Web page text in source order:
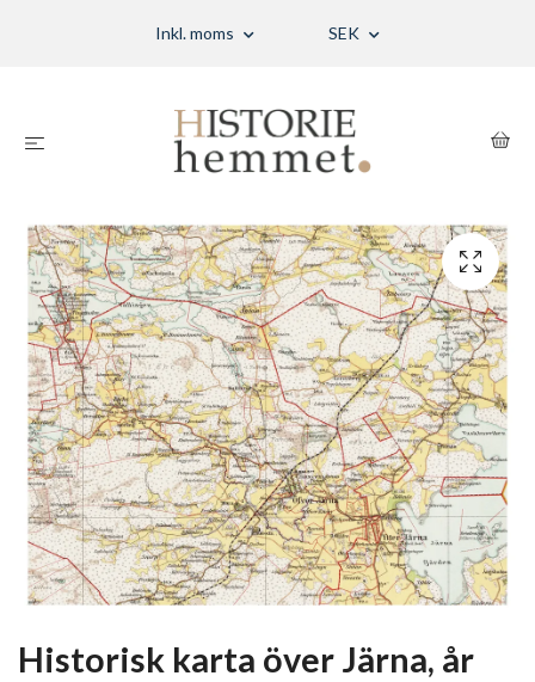
Inkl. moms SEK
Historisk karta över Järna, år